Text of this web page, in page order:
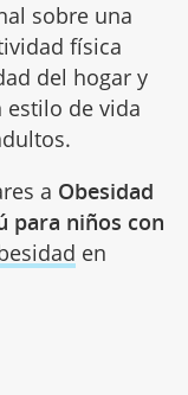
sobre una
física
del hogar y
estilo de vida
a Obesidad
para niños con
en